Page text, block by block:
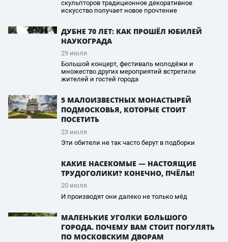
скульпторов традиционное декоративное
искусство получает новое прочтение
ДУБНЕ 70 ЛЕТ: КАК ПРОШЁЛ ЮБИЛЕЙ
НАУКОГРАДА
29 июля
Большой концерт, фестиваль молодёжи и
множество других мероприятий встретили
жителей и гостей города
5 МАЛОИЗВЕСТНЫХ МОНАСТЫРЕЙ
ПОДМОСКОВЬЯ, КОТОРЫЕ СТОИТ
ПОСЕТИТЬ
23 июля
Эти обители не так часто берут в подборки
КАКИЕ НАСЕКОМЫЕ — НАСТОЯЩИЕ
ТРУДОГОЛИКИ? КОНЕЧНО, ПЧЁЛЫ!
20 июля
И производят они далеко не только мёд
МАЛЕНЬКИЕ УГОЛКИ БОЛЬШОГО
ГОРОДА. ПОЧЕМУ ВАМ СТОИТ ПОГУЛЯТЬ
ПО МОСКОВСКИМ ДВОРАМ